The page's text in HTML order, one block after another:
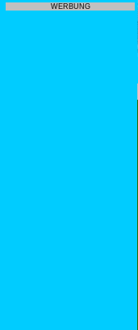
WERBUNG